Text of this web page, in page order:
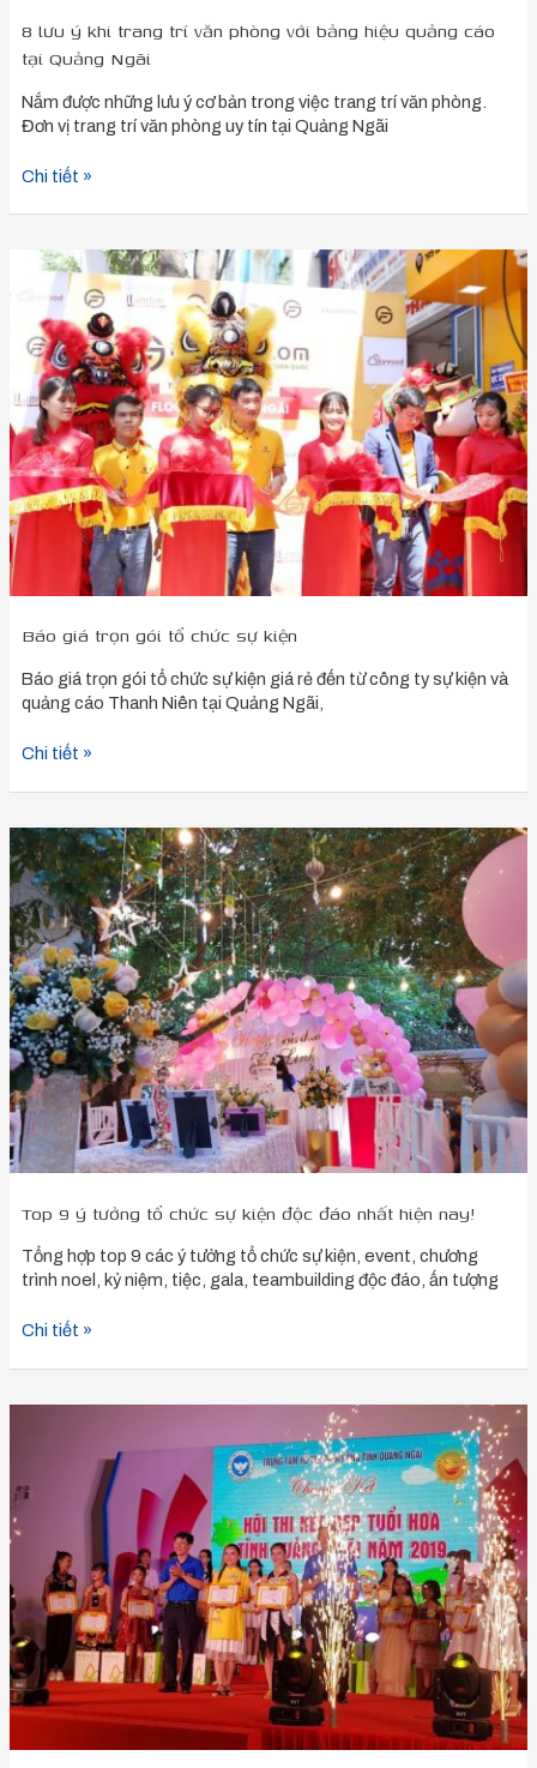
8 lưu ý khi trang trí văn phòng với bảng hiệu quảng cáo
tại Quảng Ngãi
Nắm được những lưu ý cơ bản trong việc trang trí văn phòng.
Đơn vị trang trí văn phòng uy tín tại Quảng Ngãi
Chi tiết »
Báo giá trọn gói tổ chức sự kiện
Báo giá trọn gói tổ chức sự kiện giá rẻ đến từ công ty sự kiện và
quảng cáo Thanh Niên tại Quảng Ngãi,
Báo
gói
tổ
chức
sự
kiện
Chi tiết »
Top 9 ý tưởng tổ chức sự kiện độc đáo nhất hiện nay!
Tổng hợp top 9 các ý tưởng tổ chức sự kiện, event, chương
trình noel, kỷ niệm, tiệc, gala, teambuilding độc đáo, ấn tượng
Top
9
ý
tưởng
tổ
chức
sự
kiện
độc
đáo
nhất
hiện
nay!
Chi tiết »
tổ
sự
chuyên
nghiệp,
đọc
và
áp
dụng